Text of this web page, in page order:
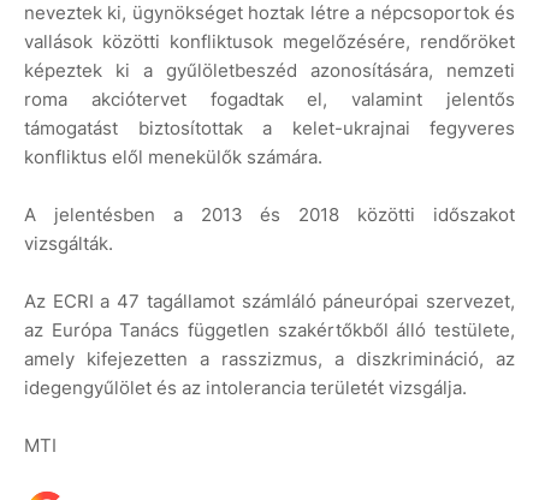
neveztek ki, ügynökséget hoztak létre a népcsoportok és
vallások közötti konfliktusok megelőzésére, rendőröket
képeztek ki a gyűlöletbeszéd azonosítására, nemzeti
roma akciótervet fogadtak el, valamint jelentős
támogatást biztosítottak a kelet-ukrajnai fegyveres
konfliktus elől menekülők számára.
A jelentésben a 2013 és 2018 közötti időszakot
vizsgálták.
Az ECRI a 47 tagállamot számláló páneurópai szervezet,
az Európa Tanács független szakértőkből álló testülete,
amely kifejezetten a rasszizmus, a diszkrimináció, az
idegengyűlölet és az intolerancia területét vizsgálja.
MTI